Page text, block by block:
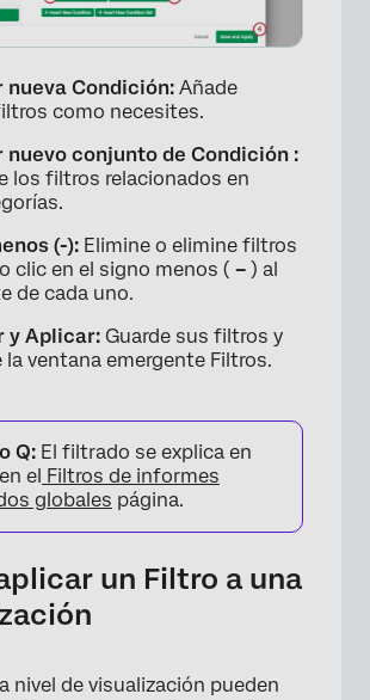
nueva Condición: Añade
como necesites.
nuevo conjunto de Condición :
los filtros relacionados en
(-): Elimine o elimine filtros
clic en el signo menos ( – ) al
de cada uno.
y Aplicar: Guarde sus filtros y
la ventana emergente Filtros.
Q: El filtrado se explica en
el Filtros de informes
globales página.
un Filtro a una
nivel de visualización pueden